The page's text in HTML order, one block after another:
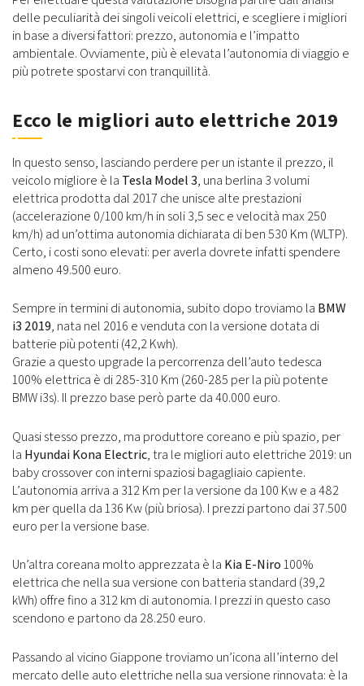
delle peculiarità dei singoli veicoli elettrici, e scegliere i migliori
in base a diversi fattori: prezzo, autonomia e l’impatto
ambientale. Ovviamente, più è elevata l’autonomia di viaggio e
più potrete spostarvi con tranquillità.
Ecco le migliori auto elettriche 2019
In questo senso, lasciando perdere per un istante il prezzo, il
veicolo migliore è la Tesla Model 3, una berlina 3 volumi
elettrica prodotta dal 2017 che unisce alte prestazioni
(accelerazione 0/100 km/h in soli 3,5 sec e velocità max 250
km/h) ad un’ottima autonomia dichiarata di ben 530 Km (WLTP).
Certo, i costi sono elevati: per averla dovrete infatti spendere
almeno 49.500 euro.
Sempre in termini di autonomia, subito dopo troviamo la BMW
i3 2019, nata nel 2016 e venduta con la versione dotata di
batterie più potenti (42,2 Kwh).
Grazie a questo upgrade la percorrenza dell’auto tedesca
100% elettrica è di 285-310 Km (260-285 per la più potente
BMW i3s). Il prezzo base però parte da 40.000 euro.
Quasi stesso prezzo, ma produttore coreano e più spazio, per
la Hyundai Kona Electric, tra le migliori auto elettriche 2019: un
baby crossover con interni spaziosi bagagliaio capiente.
L’autonomia arriva a 312 Km per la versione da 100 Kw e a 482
km per quella da 136 Kw (più briosa). I prezzi partono dai 37.500
euro per la versione base.
Un’altra coreana molto apprezzata è la Kia E-Niro100%
elettrica che nella sua versione con batteria standard (39,2
kWh) offre fino a 312 km di autonomia. I prezzi in questo caso
scendono e partono da 28.250 euro.
Passando al vicino Giappone troviamo un’icona all’interno del
mercato delle auto elettriche nella sua versione rinnovata: è la